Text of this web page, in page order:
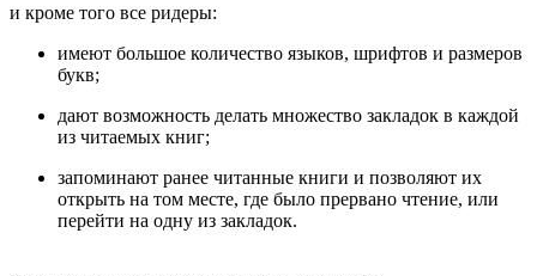
и кроме того все ридеры:
имеют большое количество языков, шрифтов и размеров
букв;
дают возможность делать множество закладок в каждой
из читаемых книг;
запоминают ранее читанные книги и позволяют их
открыть на том месте, где было прервано чтение, или
перейти на одну из закладок.